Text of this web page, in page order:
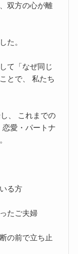
双方の心が離
た。
て「なぜ同じ
とで、 私たち
、 これまでの
愛・パートナ
る方
たご夫婦
の前で立ち止